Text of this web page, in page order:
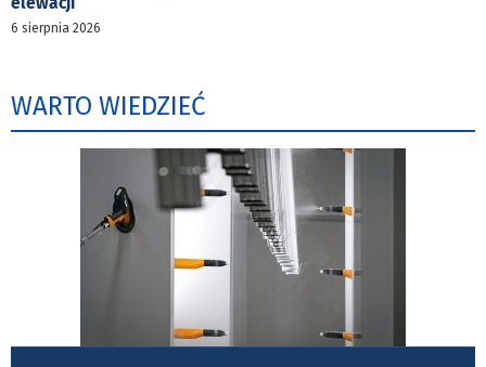
6 sierpnia 2026
WARTO WIEDZIEĆ